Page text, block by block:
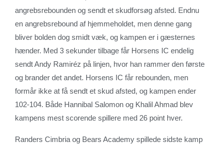
angrebsrebounden og sendt et skudforsøg afsted. Endnu
en angrebsrebound af hjemmeholdet, men denne gang
bliver bolden dog smidt væk, og kampen er i gæsternes
hænder. Med 3 sekunder tilbage får Horsens IC endelig
sendt Andy Ramiréz på linjen, hvor han rammer den første
og brander det andet. Horsens IC får rebounden, men
formår ikke at få sendt et skud afsted, og kampen ender
102-104. Både Hannibal Salomon og Khalil Ahmad blev
kampens mest scorende spillere med 26 point hver.
Randers Cimbria og Bears Academy spillede sidste kamp